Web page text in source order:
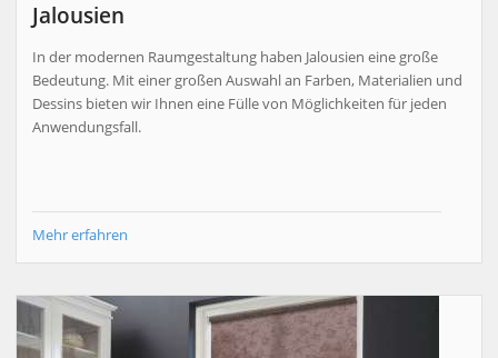
Jalousien
In der modernen Raumgestaltung haben Jalousien eine große
Bedeutung. Mit einer großen Auswahl an Farben, Materialien und
Dessins bieten wir Ihnen eine Fülle von Möglichkeiten für jeden
Anwendungsfall.
Mehr erfahren